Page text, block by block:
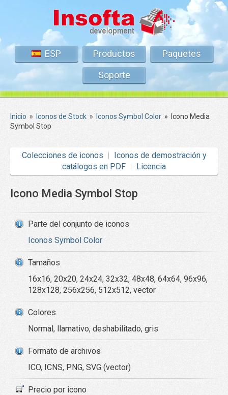
ESP Productos
Paquetes
Soporte
Inicio » Iconos de Stock » Iconos Symbol Color »
Icono Media
Symbol Stop
Colecciones de iconos
Iconos de demostración y
catálogos en PDF
Licencia
Icono Media Symbol Stop
Parte del conjunto de iconos
Iconos Symbol Color
Tamaños
16x16, 20x20, 24x24, 32x32, 48x48, 64x64, 96x96,
128x128, 256x256, 512x512, vector
Colores
Normal, llamativo, deshabilitado, gris
Formato de archivos
ICO, ICNS, PNG, SVG (vector)
Precio por icono